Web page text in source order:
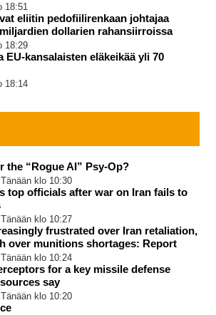
18:51
eliitin pedofiilirenkaan johtajaa
dollarien rahansiirroissa
18:29
EU-kansalaisten eläkeikää yli 70
18:14
the “Rogue AI” Psy-Op?
Tänään klo 10:30
top officials after war on Iran fails to
Tänään klo 10:27
frustrated over Iran retaliation,
over munitions shortages: Report
Tänään klo 10:24
for a key missile defense
say
Tänään klo 10:20